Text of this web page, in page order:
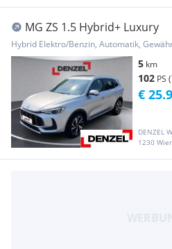
MG ZS 1.5 Hybrid+ Luxury
Hybrid Elektro/Benzin, Automatik,
5 km
102 PS
DENZEL
1230
€